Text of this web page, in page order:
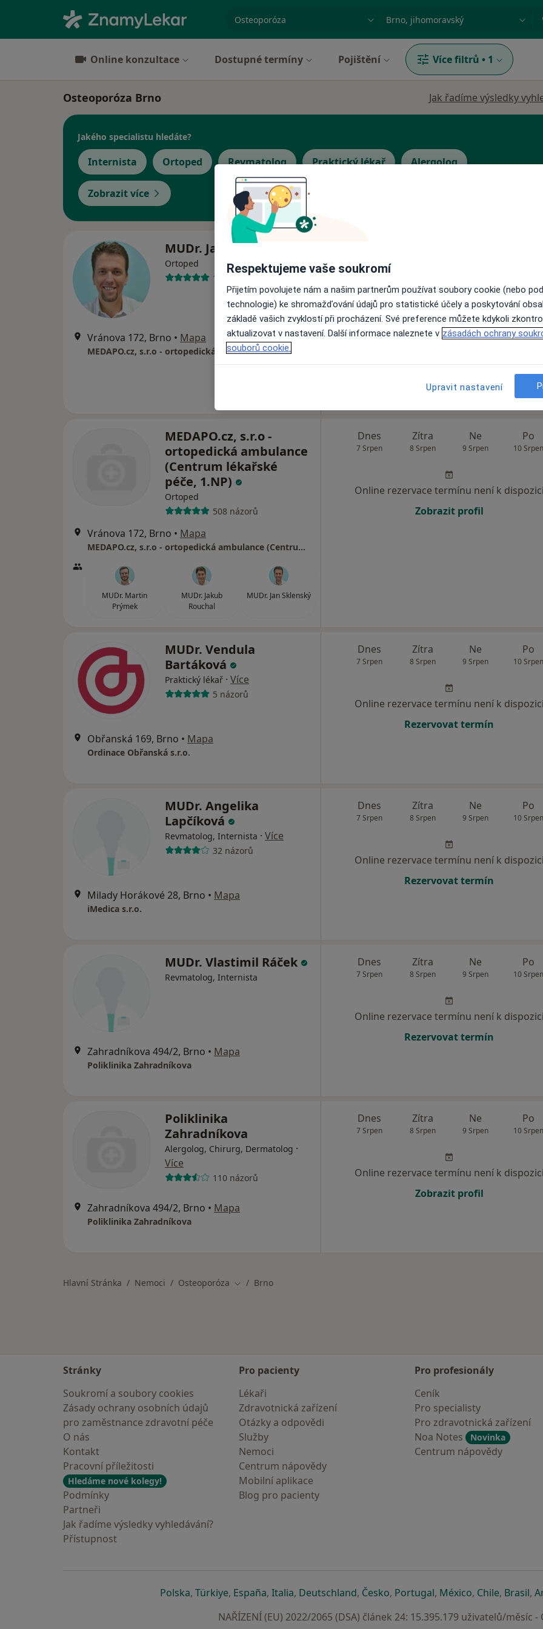
specializace, nemoc nebo příjmení Město nebo region
Online konzultace Dostupné termíny Pojištění Více filtrů • 1
Osteoporóza Brno Jak řadíme výsledky
Jakého specialistu hledáte?
Internista Ortoped Revmatolog Praktický lékař Alergolog
Zobrazit více
MUDr. Jan Sklenský
Ortoped
149 názorů
Vránova 172, Brno • Mapa
Online rezervace termínu není k
Rezervovat termín
MEDAPO.cz, s.r.o -
ortopedická ambulance
(Centrum lékařské
péče, 1.NP)
Ortoped
508 názorů
Vránova 172, Brno • Mapa
MEDAPO.cz, s.r.o - ortopedická ambulance (Centrum lékařské péče, 1.NP)
MUDr. Martin
Prýmek
MUDr. Jakub
Rouchal
MUDr. Jan Sklenský
Dnes
7 Srpen
Zítra
8 Srpen
Ne
9 Srpen
Po
10 Srpen
Online rezervace termínu není k dispozici
Zobrazit profil
MUDr. Vendula
Bartáková
Praktický lékař · Více
5 názorů
Obřanská 169, Brno • Mapa
Ordinace Obřanská s.r.o.
Dnes
7 Srpen
Zítra
8 Srpen
Ne
9 Srpen
Po
10 Srpen
Online rezervace termínu není k dispozici
Rezervovat termín
MUDr. Angelika
Lapčíková
Revmatolog, Internista · Více
32 názorů
Milady Horákové 28, Brno • Mapa
iMedica s.r.o.
Dnes
7 Srpen
Zítra
8 Srpen
Ne
9 Srpen
Po
10 Srpen
Online rezervace termínu není k dispozici
Rezervovat termín
MUDr. Vlastimil Ráček
Revmatolog, Internista
Zahradníkova 494/2, Brno • Mapa
Poliklinika Zahradníkova
Dnes
7 Srpen
Zítra
8 Srpen
Ne
9 Srpen
Po
10 Srpen
Online rezervace termínu není k dispozici
Rezervovat termín
Poliklinika
Zahradníkova
Alergolog, Chirurg, Dermatolog ·
Více
110 názorů
Zahradníkova 494/2, Brno • Mapa
Poliklinika Zahradníkova
Dnes
7 Srpen
Zítra
8 Srpen
Ne
9 Srpen
Po
10 Srpen
Online rezervace termínu není k dispozici
Zobrazit profil
Hlavní Stránka Nemoci Osteoporóza Změna města
Brno
Stránky
Soukromí a soubory cookies
Zásady ochrany osobních údajů
pro zaměstnance zdravotní péče
O nás
Kontakt
Pracovní příležitosti
Hledáme nové kolegy!
Podmínky
Partneři
Jak řadíme výsledky vyhledávání?
Přístupnost
Pro pacienty
Lékaři
Zdravotnická zařízení
Otázky a odpovědi
Služby
Nemoci
Centrum nápovědy
Mobilní aplikace
Blog pro pacienty
Pro profesionály
Ceník
Pro specialisty
Pro zdravotnická zařízení
Noa Notes
Novinka
Centrum nápovědy
Polskase otevře v nové záložce
, Türkiyese otevře v nové záložce
, Españase otevře v nové záložce
, Italiase otevře v nové záložce
, Deutschlandse otevře v nové záložce
, Českose otevře v nové záložce
, Portugalse otevře v nové
, Méxicose otevře v
, Chilese otevře
, Brasilse
,
NAŘÍZENÍ (EU) 2022/2065 (DSA) článek 24: 15.395.179 uživatelů/měsíc -
Respektujeme vaše soukromí
Přijetím povolujete nám a našim partnerům používat soubory cookie (nebo
technologie) ke shromažďování údajů pro statistické účely a poskytování
základě vašich zvyklostí při procházení. Své preference můžete kdykoli
aktualizovat v nastavení. Další informace naleznete v zásadách ochrany
souborů cookie.
Upravit nastavení